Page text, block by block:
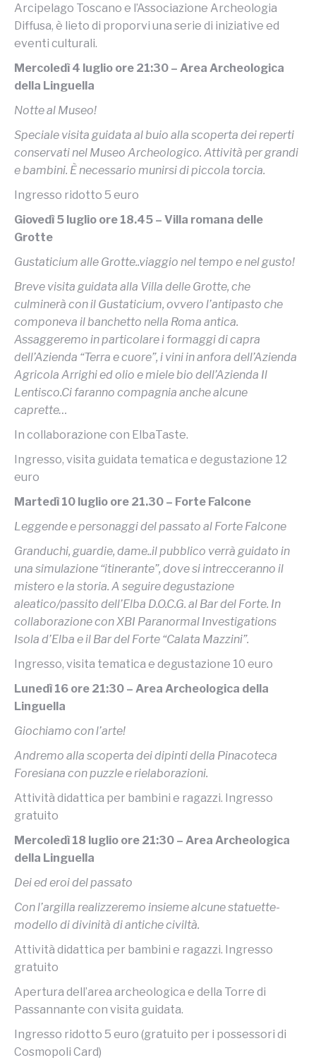
Arcipelago Toscano e l’Associazione Archeologia
Diffusa, è lieto di proporvi una serie di iniziative ed
eventi culturali.
Mercoledì 4 luglio ore 21:30 – Area Archeologica
della Linguella
Notte al Museo!
Speciale visita guidata al buio alla scoperta dei reperti
conservati nel Museo Archeologico. Attività per grandi
e bambini. È necessario munirsi di piccola torcia.
Ingresso ridotto 5 euro
Giovedì 5 luglio ore 18.45 – Villa romana delle
Grotte
Gustaticium alle Grotte..viaggio nel tempo e nel gusto!
Breve visita guidata alla Villa delle Grotte, che
culminerà con il Gustaticium, ovvero l’antipasto che
componeva il banchetto nella Roma antica.
Assaggeremo in particolare i formaggi di capra
dell’Azienda “Terra e cuore”, i vini in anfora dell’Azienda
Agricola Arrighi ed olio e miele bio dell’Azienda Il
Lentisco.Ci faranno compagnia anche alcune
caprette…
In collaborazione con ElbaTaste.
Ingresso, visita guidata tematica e degustazione 12
euro
Martedì 10 luglio ore 21.30 – Forte Falcone
Leggende e personaggi del passato al Forte Falcone
Granduchi, guardie, dame..il pubblico verrà guidato in
una simulazione “itinerante”, dove si intrecceranno il
mistero e la storia. A seguire degustazione
aleatico/passito dell’Elba D.O.C.G. al Bar del Forte. In
collaborazione con XBI Paranormal Investigations
Isola d’Elba e il Bar del Forte “Calata Mazzini”.
Ingresso, visita tematica e degustazione 10 euro
Lunedì 16 ore 21:30 – Area Archeologica della
Linguella
Giochiamo con l’arte!
Andremo alla scoperta dei dipinti della Pinacoteca
Foresiana con puzzle e rielaborazioni.
Attività didattica per bambini e ragazzi. Ingresso
gratuito
Mercoledì 18 luglio ore 21:30 – Area Archeologica
della Linguella
Dei ed eroi del passato
Con l’argilla realizzeremo insieme alcune statuette-
modello di divinità di antiche civiltà.
Attività didattica per bambini e ragazzi. Ingresso
gratuito
Apertura dell’area archeologica e della Torre di
Passannante con visita guidata.
Ingresso ridotto 5 euro (gratuito per i possessori di
Cosmopoli Card)